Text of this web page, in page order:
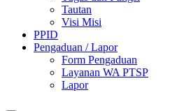
Tautan
Visi Misi
PPID
Pengaduan / Lapor
Form Pengaduan
Layanan WA PTSP
Lapor